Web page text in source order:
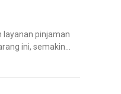
layanan pinjaman
ini, semakin...